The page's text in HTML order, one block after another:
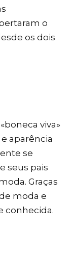
o
os dois
viva»
aparência
se
seus pais
Graças
moda e
conhecida.